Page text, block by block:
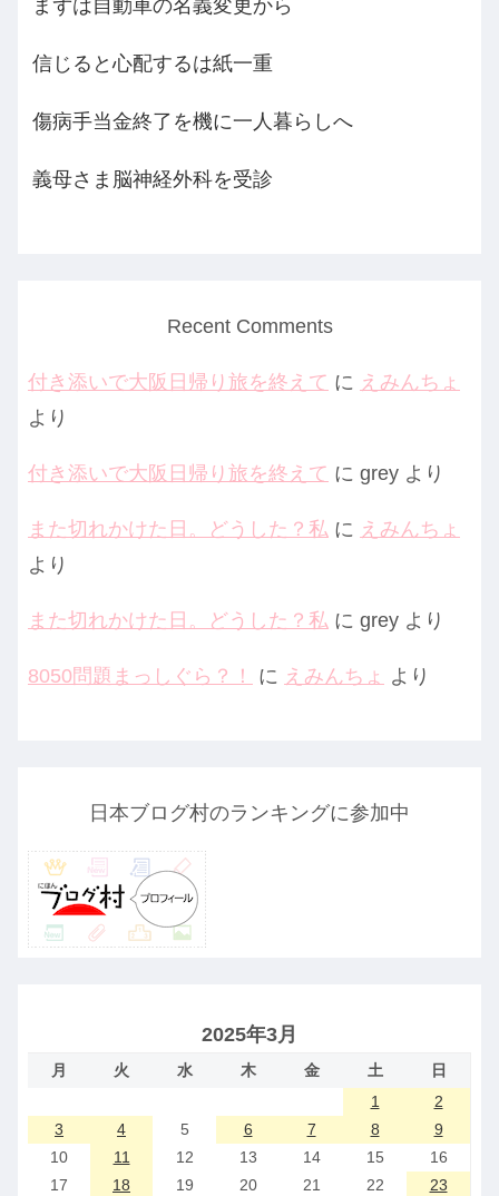
まずは自動車の名義変更から
信じると心配するは紙一重
傷病手当金終了を機に一人暮らしへ
義母さま脳神経外科を受診
Recent Comments
付き添いで大阪日帰り旅を終えて に えみんちょ
より
付き添いで大阪日帰り旅を終えて に grey より
また切れかけた日。どうした？私 に えみんちょ
より
また切れかけた日。どうした？私 に grey より
8050問題まっしぐら？！ に えみんちょ より
日本ブログ村のランキングに参加中
2025年3月
月 火 水 木 金 土
日
1
2
3
4 5 6 7 8
9
10
11 12 13 14 15
16
17
18 19 20 21 22
23